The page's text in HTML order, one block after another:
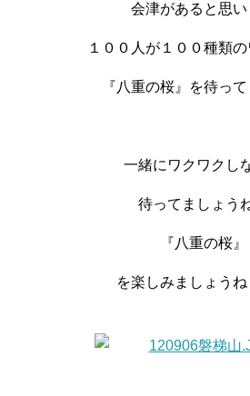
会津があると思い
１００人が１００種類
『八重の桜』を待っ
一緒にワクワクし
待ってましょう
『八重の桜』
を楽しみましょうね